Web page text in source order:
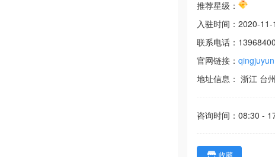
推荐星级：
入驻时间： 2020-11-
联系电话：
官网链接：
地址信息： 浙江 台
咨询时间： 08:30 -
收藏